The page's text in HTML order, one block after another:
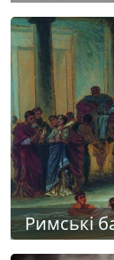
Римські